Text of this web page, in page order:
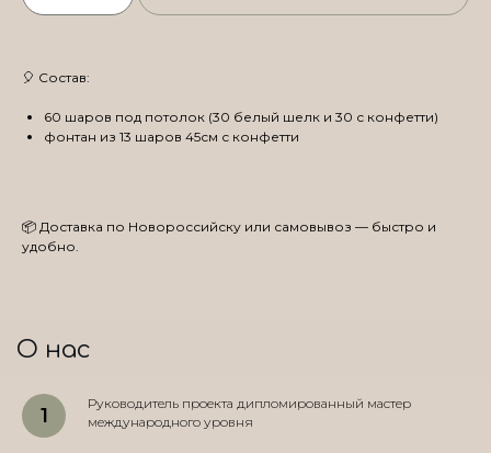
🎈 Состав:
60 шаров под потолок (30 белый шелк и 30 с конфетти)
фонтан из 13 шаров 45см с конфетти
📦 Доставка по Новороссийску или самовывоз — быстро и
удобно.
О нас
Руководитель проекта дипломированный мастер
международного уровня